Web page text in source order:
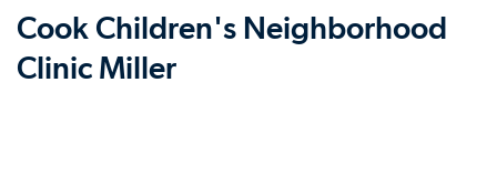
Cook Children's Neighborhood
Clinic Miller